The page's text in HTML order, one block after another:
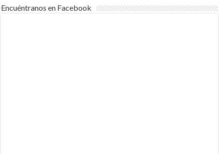
Encuéntranos en Facebook